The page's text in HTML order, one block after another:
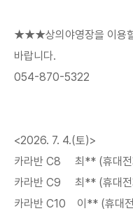
★★★상의야영장을 이용할
바랍니다.
054-870-5322
<2026. 7. 4.(토)>
카라반 C8 최** (휴대전
카라반 C9 최** (휴대전
카라반 C10 이** (휴대